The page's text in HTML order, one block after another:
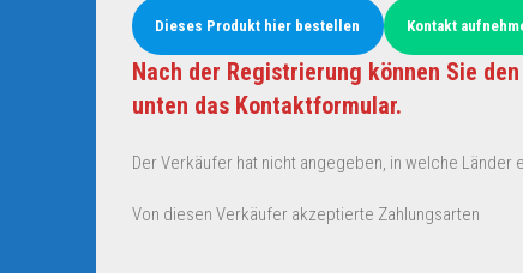
Dieses Produkt hier bestellen Kontakt
Nach der Registrierung können Sie
unten das Kontaktformular.
Der Verkäufer hat nicht angegeben, in welche
Von diesen Verkäufer akzeptierte Zahlungsarten